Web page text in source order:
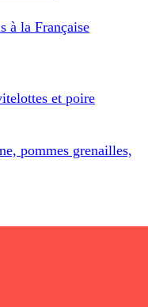
à la Française
et poire
pommes grenailles,